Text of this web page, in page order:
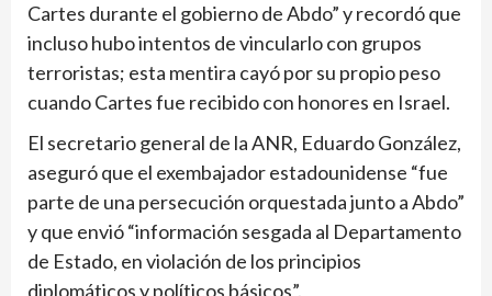
Cartes durante el gobierno de Abdo” y recordó que
incluso hubo intentos de vincularlo con grupos
terroristas; esta mentira cayó por su propio peso
cuando Cartes fue recibido con honores en Israel.
El secretario general de la ANR, Eduardo González,
aseguró que el exembajador estadounidense “fue
parte de una persecución orquestada junto a Abdo”
y que envió “información sesgada al Departamento
de Estado, en violación de los principios
diplomáticos y políticos básicos”.